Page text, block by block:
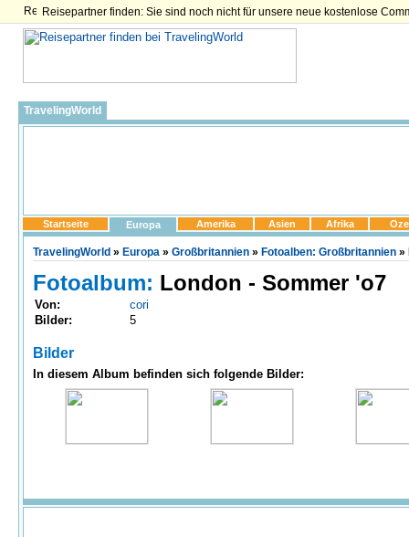
Reisepartner finden: Sie sind noch nicht für unsere neue kostenlose
TravelingWorld
Startseite Europa Amerika Asien Afrika
TravelingWorld » Europa » Großbritannien » Fotoalben: Großbritannien »
Fotoalbum: London - Sommer 'o7
Von:
cori
Bilder:
5
Bilder
In diesem Album befinden sich folgende Bilder: